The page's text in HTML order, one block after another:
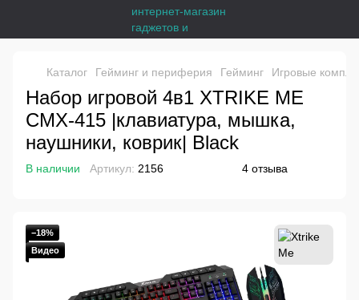
Каталог Гейминг и периферия Гейминг Игровые
Набор игровой 4в1 XTRIKE ME
CMX-415 |клавиатура, мышка,
наушники, коврик| Black
В наличии Артикул: 2156 4 отзыва
−18%
Видео